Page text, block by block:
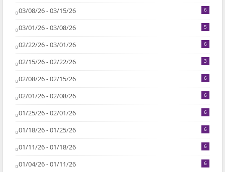
03/08/26 - 03/15/26 6
03/01/26 - 03/08/26 5
02/22/26 - 03/01/26 6
02/15/26 - 02/22/26 3
02/08/26 - 02/15/26 6
02/01/26 - 02/08/26 6
01/25/26 - 02/01/26 6
01/18/26 - 01/25/26 6
01/11/26 - 01/18/26 6
01/04/26 - 01/11/26 6